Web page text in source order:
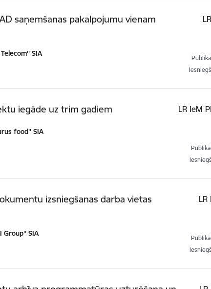
saņemšanas pakalpojumu vienam
Telecom'' SIA
iegāde uz trim gadiem
food'' SIA
LR IeM
izsniegšanas darba vietas
Group'' SIA
LR